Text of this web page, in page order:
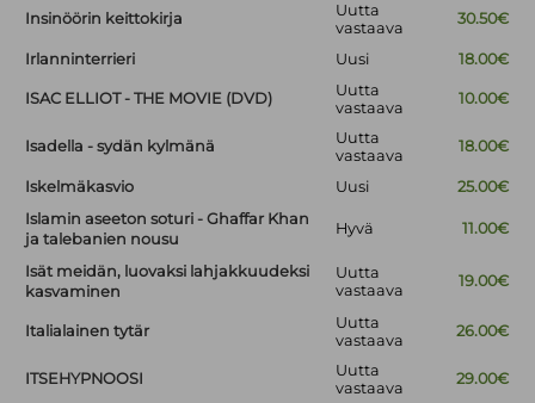
Insinöörin keittokirja
Uutta
vastaava
30.50€
Irlanninterrieri Uusi 18.00€
ISAC ELLIOT - THE MOVIE (DVD)
Uutta
vastaava
10.00€
Isadella - sydän kylmänä
Uutta
vastaava
18.00€
Iskelmäkasvio Uusi
25.00€
Islamin aseeton soturi - Ghaffar Khan
ja talebanien nousu
Hyvä 11.00€
Isät meidän, luovaksi lahjakkuudeksi
kasvaminen
Uutta
vastaava
19.00€
Italialainen tytär
Uutta
vastaava
26.00€
ITSEHYPNOOSI
Uutta
vastaava
29.00€